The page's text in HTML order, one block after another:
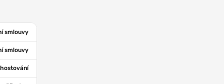
smlouvy
smlouvy